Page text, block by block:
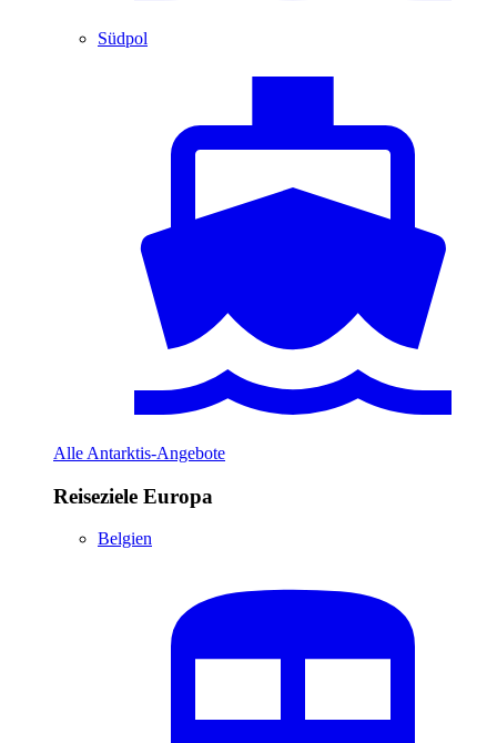
Südpol
Alle Antarktis-Angebote
Reiseziele Europa
Belgien